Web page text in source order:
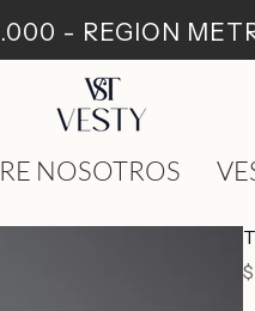
- REGION
NOSOTROS